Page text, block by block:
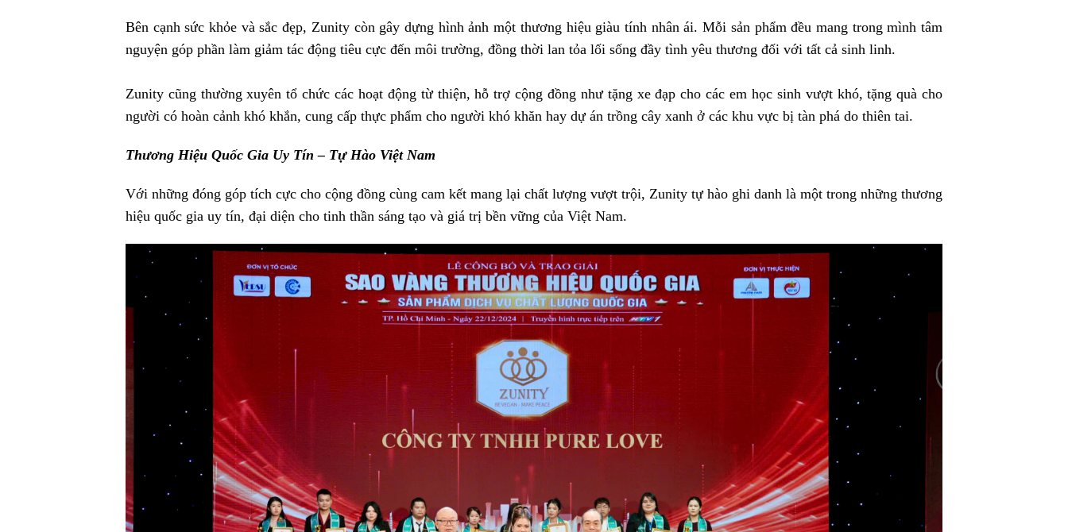
Bên cạnh sức khỏe và sắc đẹp, Zunity còn gây dựng hình ảnh một thương hiệu giàu tính nhân ái. Mỗi sản phẩm đều mang trong mình tâm
nguyện góp phần làm giảm tác động tiêu cực đến môi trường, đồng thời lan tỏa lối sống đầy tình yêu thương đối với tất cả sinh linh.
Zunity cũng thường xuyên tổ chức các hoạt động từ thiện, hỗ trợ cộng đồng như tặng xe đạp cho các em học sinh vượt khó, tặng quà cho
người có hoàn cảnh khó khắn, cung cấp thực phẩm cho người khó khăn hay dự án trồng cây xanh ở các khu vực bị tàn phá do thiên tai.
Thương Hiệu Quốc Gia Uy Tín – Tự Hào Việt Nam
Với những đóng góp tích cực cho cộng đồng cùng cam kết mang lại chất lượng vượt trội, Zunity tự hào ghi danh là một trong những thương
hiệu quốc gia uy tín, đại diện cho tinh thần sáng tạo và giá trị bền vững của Việt Nam.